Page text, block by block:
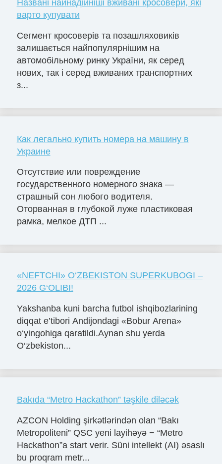
Названі найнадійніші вживані кросовери, які
варто купувати
Сегмент кросоверів та позашляховиків
залишається найпопулярнішим на
автомобільному ринку України, як серед
нових, так і серед вживаних транспортних
з...
Как легально купить номера на машину в
Украине
Отсутствие или повреждение
государственного номерного знака —
страшный сон любого водителя.
Оторванная в глубокой луже пластиковая
рамка, мелкое ДТП ...
«NЕFTCHI» O‘ZBЕKISTON SUPЕRKUBOGI –
2026 G‘OLIBI!
Yakshanba kuni barcha futbol ishqibozlarining
diqqat e’tibori Andijondagi «Bobur Arena»
o‘yingohiga qaratildi.Aynan shu yerda
O‘zbekiston...
Bakıda “Metro Hackathon” təşkile diləcək
AZCON Holding şirkətlərindən olan “Bakı
Metropoliteni” QSC yeni layihəyə − “Metro
Hackathon”a start verir. Süni intellekt (AI) əsaslı
bu proqram metr...